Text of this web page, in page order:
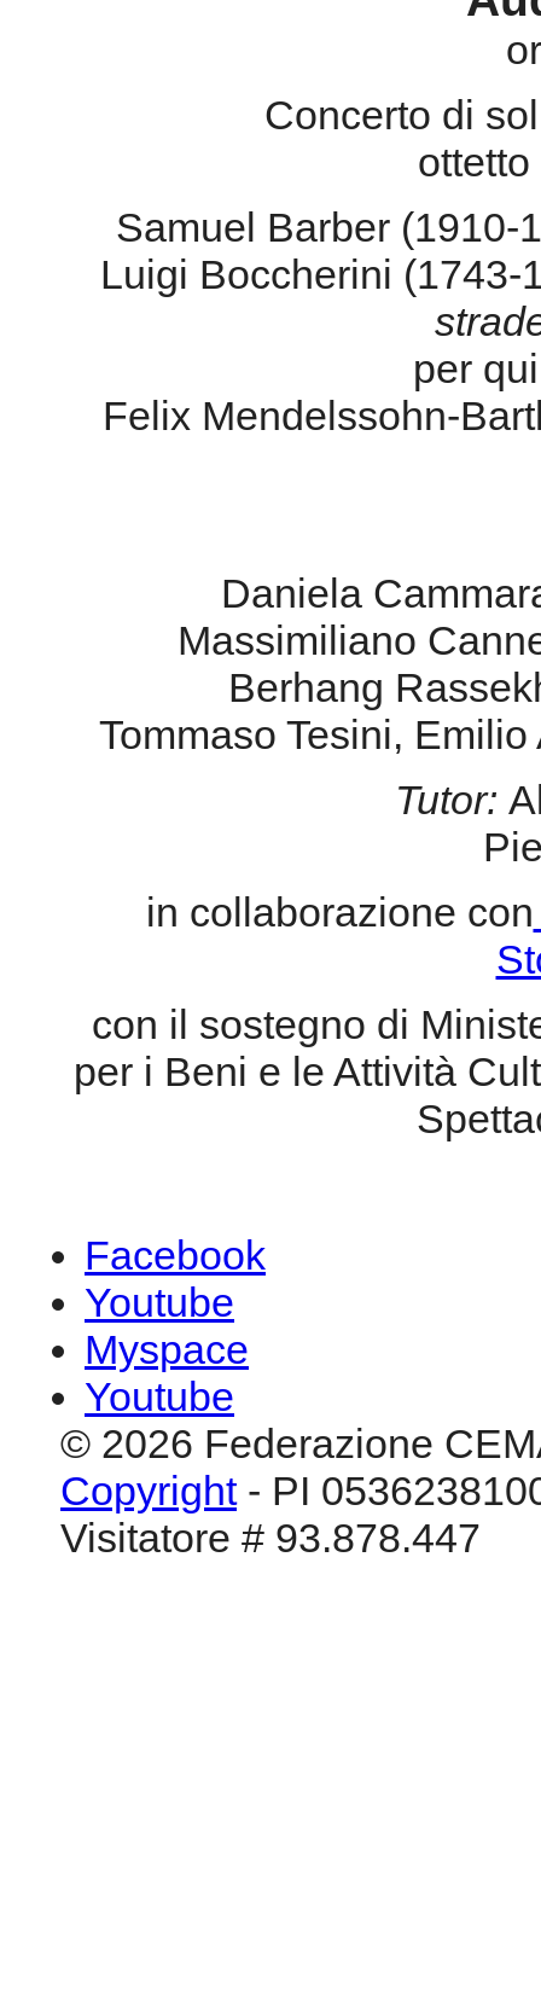
Concerto di
Samuel Barber (1910-
Luigi Boccherini (1743-
per
Felix Mendelssohn-
Daniela
Massimiliano
Berhang
Tommaso Tesini,
Tutor:
in collaborazione con
con il sostegno di
per i Beni e le Attività
Facebook
Youtube
Myspace
Youtube
© 2026 Federazione
Copyright- PI
Visitatore # 93.878.447